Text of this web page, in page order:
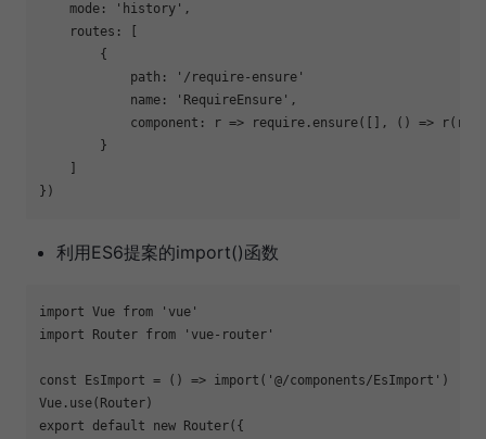
    mode:
'history' ,
    routes: [
        {
            path:
'/require-ensure'
            name:
'RequireEnsure' ,
component: r => require.ensure([], () =>
        }
    ]
利用ES6提案的import()函数
import Vue from
'vue'
import Router from
'vue-router'
const EsImport = () => import( '@/components/EsImport' )
export default new Router({